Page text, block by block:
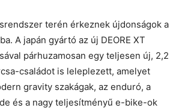
terén érkeznek újdonságok a
A japán gyártó az új DEORE XT
párhuzamosan egy teljesen új, 2,2
családot is leleplezett, amelyet
gravity szakágak, az enduró, a
és a nagy teljesítményű e-bike-ok